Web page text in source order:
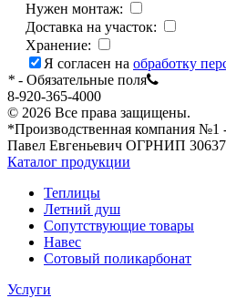
Нужен монтаж:
Доставка на участок:
Хранение:
Я согласен на обработку
* - Обязательные поля
8-920-365-4000
© 2026 Все права защищены.
*Производственная компания
Павел Евгеньевич ОГРНИП
Каталог продукции
Теплицы
Летний душ
Сопутствующие товары
Навес
Сотовый поликарбонат
Услуги